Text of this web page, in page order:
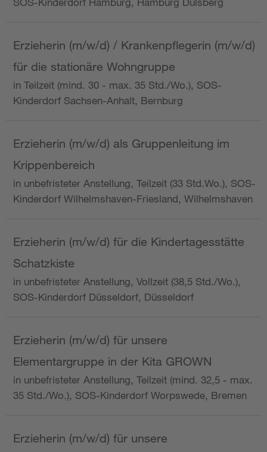
Erzieherin (m/w/d) / Krankenpflegerin (m/w/d)
für die stationäre Wohngruppe
in Teilzeit (mind. 30 - max. 35 Std./Wo.), SOS-
Kinderdorf Sachsen-Anhalt, Bernburg
Erzieherin (m/w/d) als Gruppenleitung im
Krippenbereich
in unbefristeter Anstellung, Teilzeit (33 Std.Wo.), SOS-
Kinderdorf Wilhelmshaven-Friesland, Wilhelmshaven
Erzieherin (m/w/d) für die Kindertagesstätte
Schatzkiste
in unbefristeter Anstellung, Vollzeit (38,5 Std./Wo.),
SOS-Kinderdorf Düsseldorf, Düsseldorf
Erzieherin (m/w/d) für unsere
Elementargruppe in der Kita GROWN
in unbefristeter Anstellung, Teilzeit (mind. 32,5 - max.
35 Std./Wo.), SOS-Kinderdorf Worpswede, Bremen
Erzieherin (m/w/d) für unsere